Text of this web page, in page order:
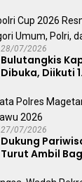
Atlet Nasional
28/07/2026
Bulutangkis
Dibuka, Diikuti
27/07/2026
Dukung
Turut Ambil